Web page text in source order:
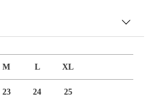
M L XL
23 24 25